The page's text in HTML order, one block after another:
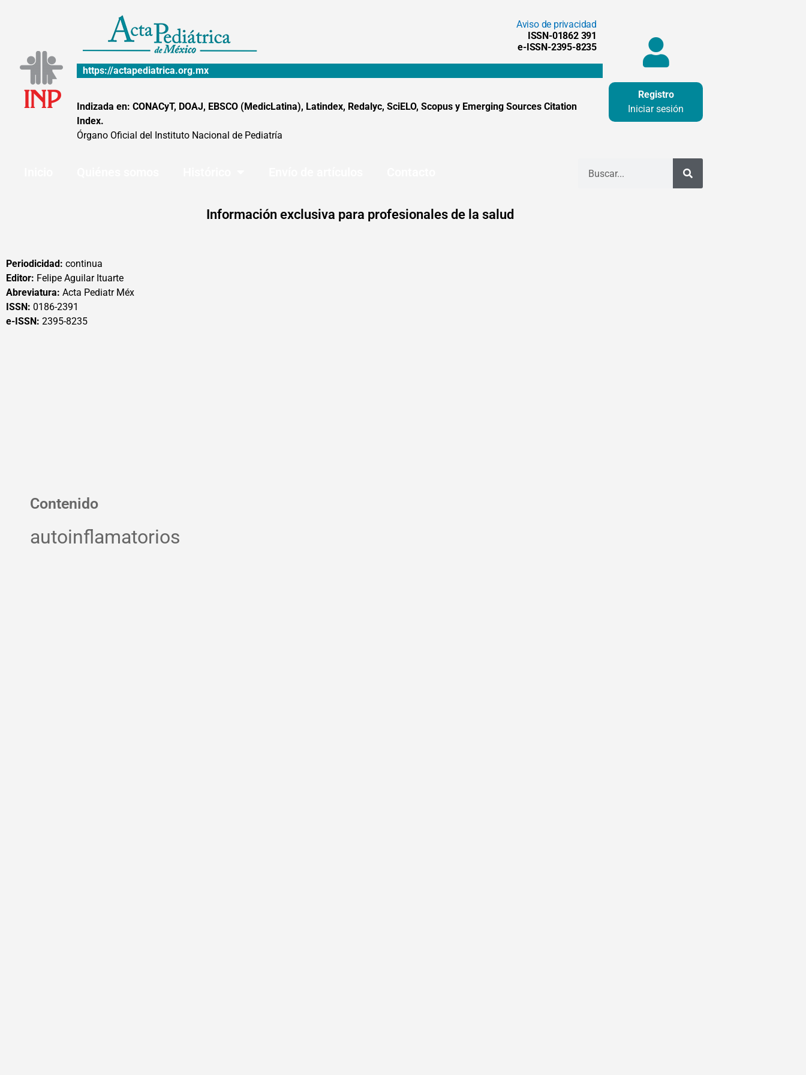
Aviso de privacidad
ISSN-01862 391
e-ISSN-2395-8235
https://actapediatrica.org.mx
Indizada en: CONACyT, DOAJ, EBSCO (MedicLatina), Latindex, Redalyc, SciELO, Scopus y Emerging Sources Citation
Index.
Órgano Oficial del Instituto Nacional de Pediatría
Registro
Iniciar sesión
Información exclusiva para profesionales de la salud
Periodicidad: continua
Editor: Felipe Aguilar Ituarte
Abreviatura: Acta Pediatr Méx
ISSN: 0186-2391
e-ISSN: 2395-8235
Contenido
autoinflamatorios